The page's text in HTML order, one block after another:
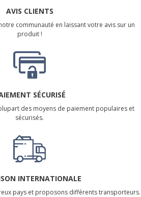
AVIS CLIENTS
communauté en laissant votre avis sur un
produit !
SÉCURISÉ
des moyens de paiement populaires et
sécurisés.
INTERNATIONALE
pays et proposons différents transporteurs.